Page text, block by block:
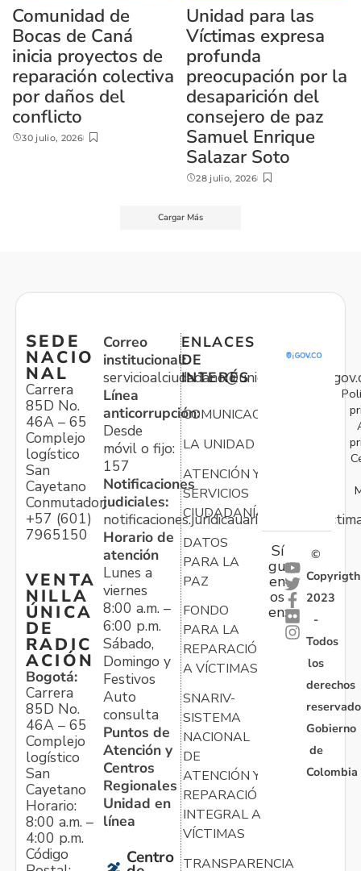
Comunidad de
Bocas de Caná
inicia proyectos de
reparación colectiva
por daños del
conflicto
30 julio, 2026
Unidad para las
Víctimas expresa
profunda
preocupación por la
desaparición del
consejero de paz
Samuel Enrique
Salazar Soto
28 julio, 2026
Cargar Más
SEDE
NACIO
NAL
Carrera
85D No.
46A – 65
Complejo
logístico
San
Cayetano
Conmutador:
+57 (601)
7965150
VENTA
NILLA
ÚNICA
DE
RADIC
ACIÓN
Bogotá:
Carrera
85D No.
46A – 65
Complejo
logístico
San
Cayetano
Horario:
8:00 a.m. –
4:00 p.m.
Código
Correo
institucional:
Línea
anticorrupción:
Desde
móvil o fijo:
157
Notificaciones
judiciales:
Horario de
atención
Lunes a
viernes
8:00 a.m. –
6:00 p.m.
Sábado,
Domingo y
Festivos
Auto
consulta
Puntos de
Atención y
Centros
Regionales
Unidad en
línea
Centro
ENLACES
DE
INTERÉS
COMUNICACIONES
LA UNIDAD
ATENCIÓN Y
SERVICIOS
CIUDADANÍA
DATOS
PARA LA
PAZ
FONDO
PARA LA
REPARACIÓN
A VÍCTIMAS
SNARIV-
SISTEMA
NACIONAL
DE
ATENCIÓN Y
REPARACIÓN
INTEGRAL A
VÍCTIMAS
TRANSPARENCIA
Sí
gu
en
os
en:
©
Copyrigth
2023
-
Todos
los
derechos
Gobierno
de
Colombia